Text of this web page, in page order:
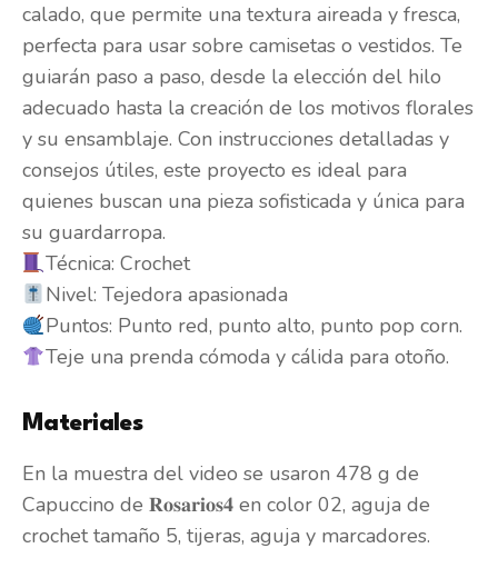
calado, que permite una textura aireada y fresca,
perfecta para usar sobre camisetas o vestidos. Te
guiarán paso a paso, desde la elección del hilo
adecuado hasta la creación de los motivos florales
y su ensamblaje. Con instrucciones detalladas y
consejos útiles, este proyecto es ideal para
quienes buscan una pieza sofisticada y única para
su guardarropa.
Técnica: Crochet
Nivel: Tejedora apasionada
Puntos: Punto red, punto alto, punto pop corn.
Teje una prenda cómoda y cálida para otoño.
Materiales
En la muestra del video se usaron 478 g de
Capuccino de 𝐑𝐨𝐬𝐚𝐫𝐢𝐨𝐬𝟒 en color 02, aguja de
crochet tamaño 5, tijeras, aguja y marcadores.